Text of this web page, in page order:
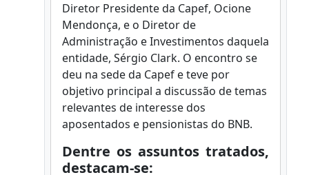
Diretor Presidente da Capef, Ocione
Mendonça, e o Diretor de
Administração e Investimentos daquela
entidade, Sérgio Clark. O encontro se
deu na sede da Capef e teve por
objetivo principal a discussão de temas
relevantes de interesse dos
aposentados e pensionistas do BNB.
Dentre os assuntos tratados,
destacam-se: